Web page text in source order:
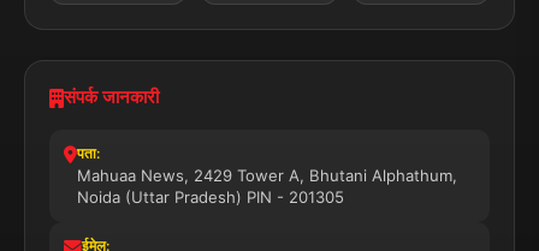
संपर्क जानकारी
पता:
Mahuaa News, 2429 Tower A, Bhutani Alphathum,
Noida (Uttar Pradesh) PIN - 201305
ईमेल: